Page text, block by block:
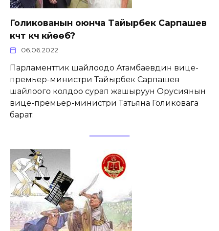
Голикованын оюнча Тайырбек Сарпашев
күчтүү күч күйөөбү?
06.06.2022
Парламенттик шайлоодо Атамбаевдин вице-
премьер-министри Тайырбек Сарпашев
шайлоого колдоо сурап жашыруун Орусиянын
вице-премьер-министри Татьяна Голиковага
барат.